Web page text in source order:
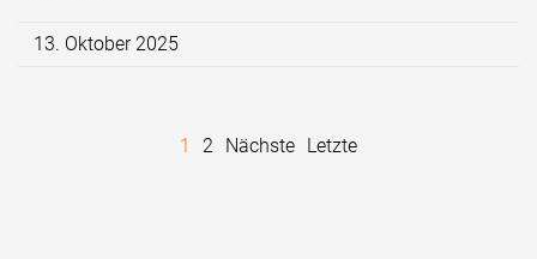
13. Oktober 2025
1 2 Nächste Letzte